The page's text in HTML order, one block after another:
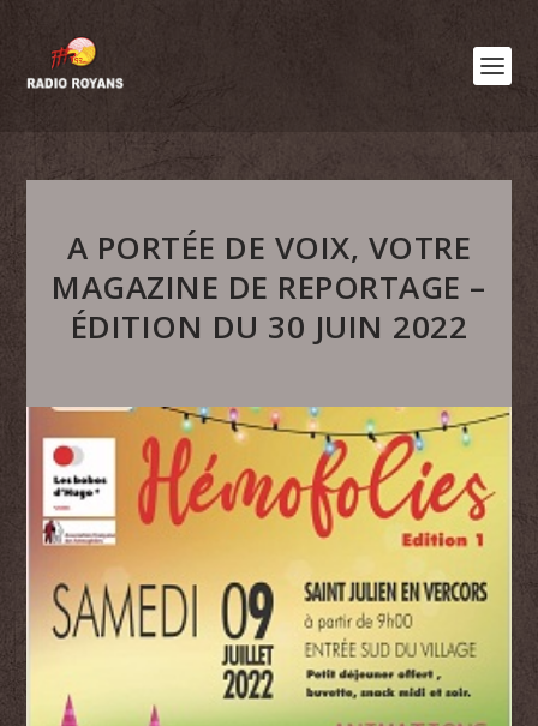
A PORTÉE DE VOIX, VOTRE
MAGAZINE DE REPORTAGE –
ÉDITION DU 30 JUIN 2022